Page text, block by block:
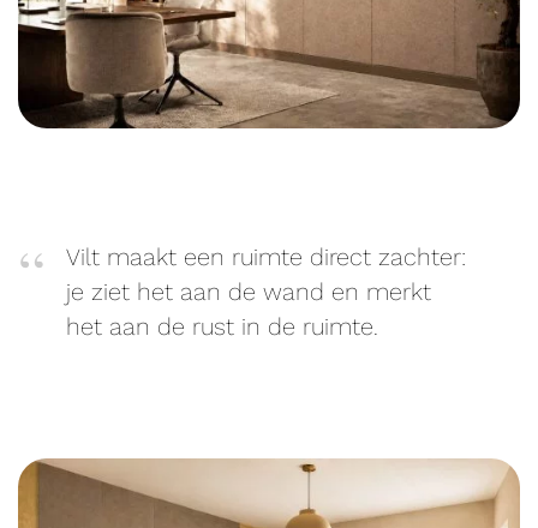
Vilt maakt een ruimte direct zachter:
je ziet het aan de wand en merkt
het aan de rust in de ruimte.